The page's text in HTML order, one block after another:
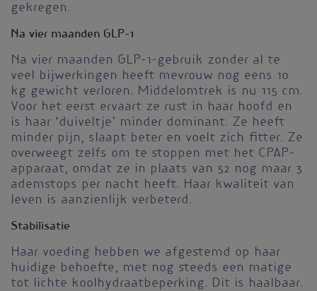
gekregen.
Na vier maanden GLP-1
Na vier maanden GLP-1-gebruik zonder al te
veel bijwerkingen heeft mevrouw nog eens 10
kg gewicht verloren. Middelomtrek is nu 115 cm.
Voor het eerst ervaart ze rust in haar hoofd en
is haar ‘duiveltje’ minder dominant. Ze heeft
minder pijn, slaapt beter en voelt zich fitter. Ze
overweegt zelfs om te stoppen met het CPAP-
apparaat, omdat ze in plaats van 52 nog maar 3
ademstops per nacht heeft. Haar kwaliteit van
leven is aanzienlijk verbeterd.
Stabilisatie
Haar voeding hebben we afgestemd op haar
huidige behoefte, met nog steeds een matige
tot lichte koolhydraatbeperking. Dit is haalbaar.